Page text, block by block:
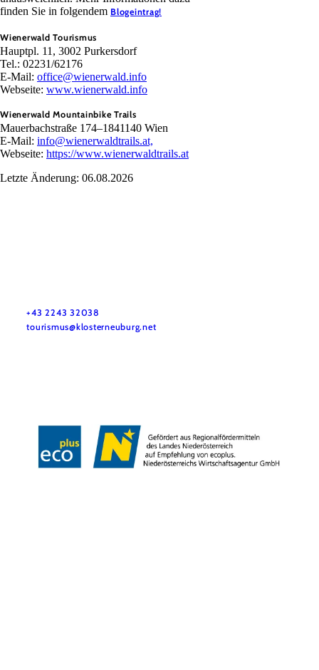
finden Sie in folgendem Blogeintrag!
Wienerwald Tourismus
Hauptpl. 11, 3002 Purkersdorf
Tel.: 02231/62176
E-Mail: office@wienerwald.info
Webseite: www.wienerwald.info
Wienerwald Mountainbike Trails
Mauerbachstraße 174–1841140 Wien
E-Mail: info@wienerwaldtrails.at,
Webseite: https://www.wienerwaldtrails.at
Letzte Änderung: 06.08.2026
+43 2243 32038
tourismus@klosterneuburg.net